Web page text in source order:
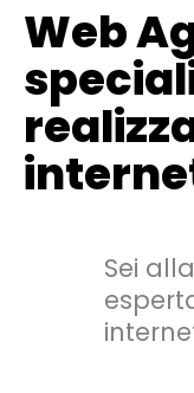
Web
Sei